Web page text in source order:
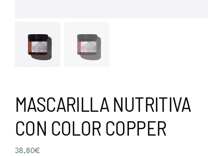
MASCARILLA NUTRITIVA
CON COLOR COPPER
38,80€